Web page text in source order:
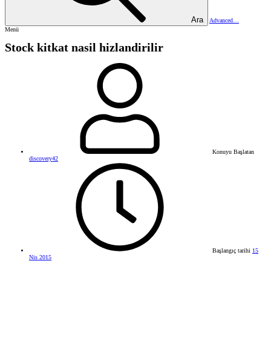
Ara
Advanced…
Menü
Stock kitkat nasil hizlandirilir
Konuyu Başlatan
discovery42
Başlangıç tarihi 15
Nis 2015